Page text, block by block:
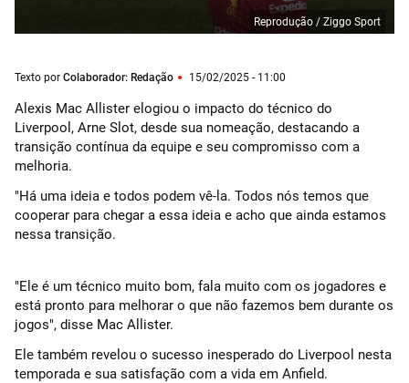
Reprodução / Ziggo Sport
Texto por Colaborador: Redação 15/02/2025 - 11:00
Alexis Mac Allister elogiou o impacto do técnico do
Liverpool, Arne Slot, desde sua nomeação, destacando a
transição contínua da equipe e seu compromisso com a
melhoria.
"Há uma ideia e todos podem vê-la. Todos nós temos que
cooperar para chegar a essa ideia e acho que ainda estamos
nessa transição.
"Ele é um técnico muito bom, fala muito com os jogadores e
está pronto para melhorar o que não fazemos bem durante os
jogos", disse Mac Allister.
Ele também revelou o sucesso inesperado do Liverpool nesta
temporada e sua satisfação com a vida em Anfield.